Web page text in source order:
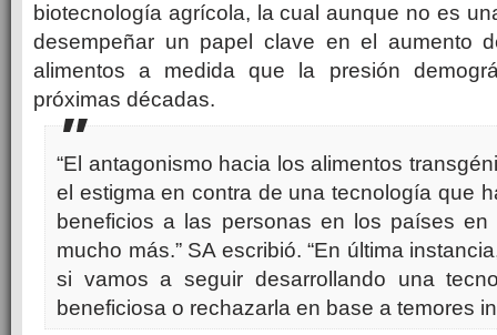
biotecnología agrícola, la cual aunque no es
desempeñar un papel clave en el aumento
alimentos a medida que la presión
próximas décadas.
“El antagonismo hacia los alimentos
el estigma en contra de una tecnología que
beneficios a las personas en los países en
mucho más.” SA escribió. “En última
si vamos a seguir desarrollando una
beneficiosa o rechazarla en base a temores